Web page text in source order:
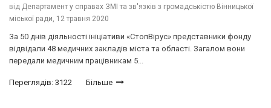
від Департамент у справах ЗМІ та зв'язків з громадськістю Вінницької
міської ради, 12 травня 2020
За 50 днів діяльності ініціативи «СтопВірус» представники фонду
відвідали 48 медичних закладів міста та області. Загалом вони
передали медичним працівникам 5...
Переглядів: 3122 Більше